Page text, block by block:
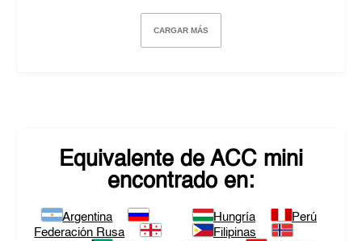
CARGAR MÁS
Equivalente de ACC mini
encontrado en:
Argentina
Federación Rusa
Hungría
Perú
Filipinas